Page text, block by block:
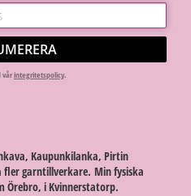
vårintegritetspolicy.
Kaupunkilanka, Pirtin
fler garntillverkare. Min fysiska
Örebro, i Kvinnerstatorp.